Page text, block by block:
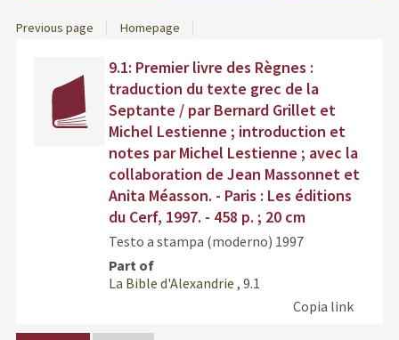
Previous page Homepage
documento
Copia link
9.1: Premier livre des Règnes :
traduction du texte grec de la
Septante / par Bernard Grillet et
Michel Lestienne ; introduction et
notes par Michel Lestienne ; avec la
collaboration de Jean Massonnet et
Anita Méasson. - Paris : Les éditions
du Cerf, 1997. - 458 p. ; 20 cm
Testo a stampa (moderno) 1997
Part of
La Bible d'Alexandrie , 9.1